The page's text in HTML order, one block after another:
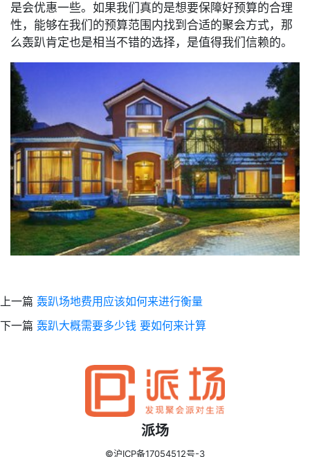
是会优惠一些。如果我们真的是想要保障好预算的合理
性，能够在我们的预算范围内找到合适的聚会方式，那
么轰趴肯定也是相当不错的选择，是值得我们信赖的。
上一篇 轰趴场地费用应该如何来进行衡量
下一篇 轰趴大概需要多少钱 要如何来计算
派场
©沪ICP备17054512号-3